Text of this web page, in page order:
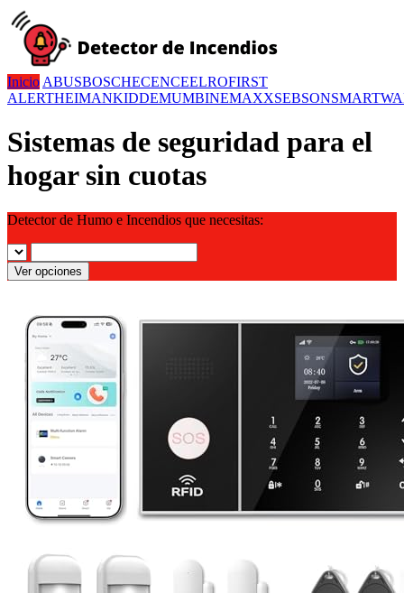
Inicio ABUSBOSCHECENCEELROFIRST
ALERTHEIMANKIDDEMUMBINEMAXXSEBSON
Sistemas de seguridad para el
hogar sin cuotas
Detector de Humo e Incendios que necesitas:
Ver opciones